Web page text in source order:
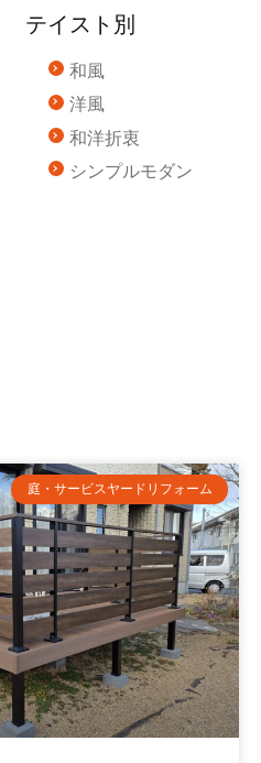
テイスト別
和風
洋風
和洋折衷
シンプルモダン
庭・サービスヤードリフォーム